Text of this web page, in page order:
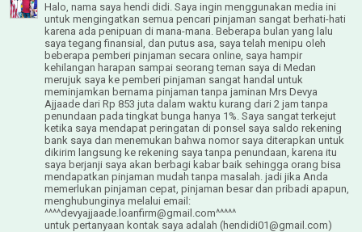
Halo, nama saya hendi didi. Saya ingin menggunakan media ini
untuk mengingatkan semua pencari pinjaman sangat berhati-hati
karena ada penipuan di mana-mana. Beberapa bulan yang lalu
saya tegang finansial, dan putus asa, saya telah menipu oleh
beberapa pemberi pinjaman secara online, saya hampir
kehilangan harapan sampai seorang teman saya di Medan
merujuk saya ke pemberi pinjaman sangat handal untuk
meminjamkan bernama pinjaman tanpa jaminan Mrs Devya
Ajjaade dari Rp 853 juta dalam waktu kurang dari 2 jam tanpa
penundaan pada tingkat bunga hanya 1%. Saya sangat terkejut
ketika saya mendapat peringatan di ponsel saya saldo rekening
bank saya dan menemukan bahwa nomor saya diterapkan untuk
dikirim langsung ke rekening saya tanpa penundaan, karena itu
saya berjanji saya akan berbagi kabar baik sehingga orang bisa
mendapatkan pinjaman mudah tanpa masalah. jadi jika Anda
memerlukan pinjaman cepat, pinjaman besar dan pribadi apapun,
menghubunginya melalui email:
^^^^devyajjaade.loanfirm@gmail.com^^^^^
untuk pertanyaan kontak saya adalah (hendidi01@gmail.com)